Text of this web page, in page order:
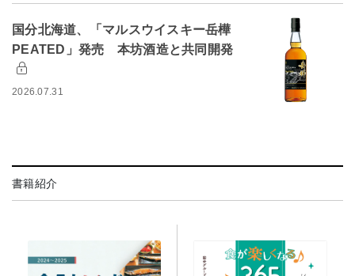
国分北海道、「マルスウイスキー岳樺
PEATED」発売 本坊酒造と共同開発
2026.07.31
書籍紹介